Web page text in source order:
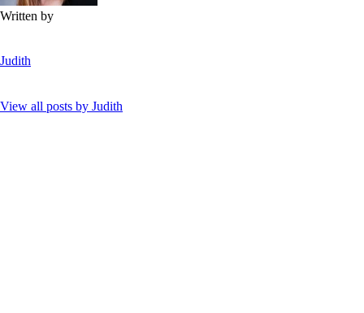
Written by
Judith
View all posts by Judith